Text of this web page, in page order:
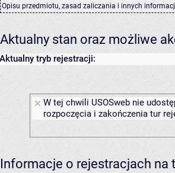
Opisu przedmiotu, zasad zaliczania i innych
Aktualny stan oraz możliwe
Aktualny tryb rejestracji:
W tej chwili USOSweb nie
rozpoczęcia i zakończenia tur
Informacje o rejestracjach na